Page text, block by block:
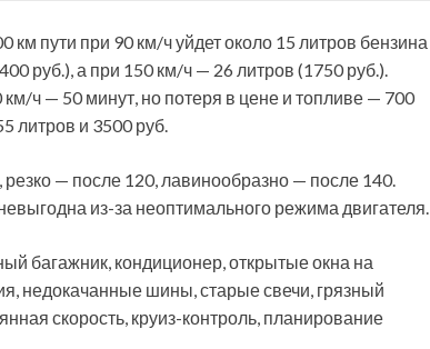
пути при 90 км/ч уйдет около 15 литров бензина
руб.), а при 150 км/ч — 26 литров (1750 руб.).
ч — 50 минут, но потеря в цене и топливе — 700
литров и 3500 руб.
— после 120, лавинообразно — после 140.
из-за неоптимального режима двигателя.
багажник, кондиционер, открытые окна на
недокачанные шины, старые свечи, грязный
скорость, круиз-контроль, планирование